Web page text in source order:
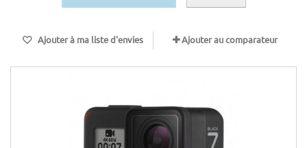
Ajouter à ma liste d'envies Ajouter au comparateur